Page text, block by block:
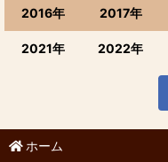
2016年 2017年
2021年 2022年
ホーム